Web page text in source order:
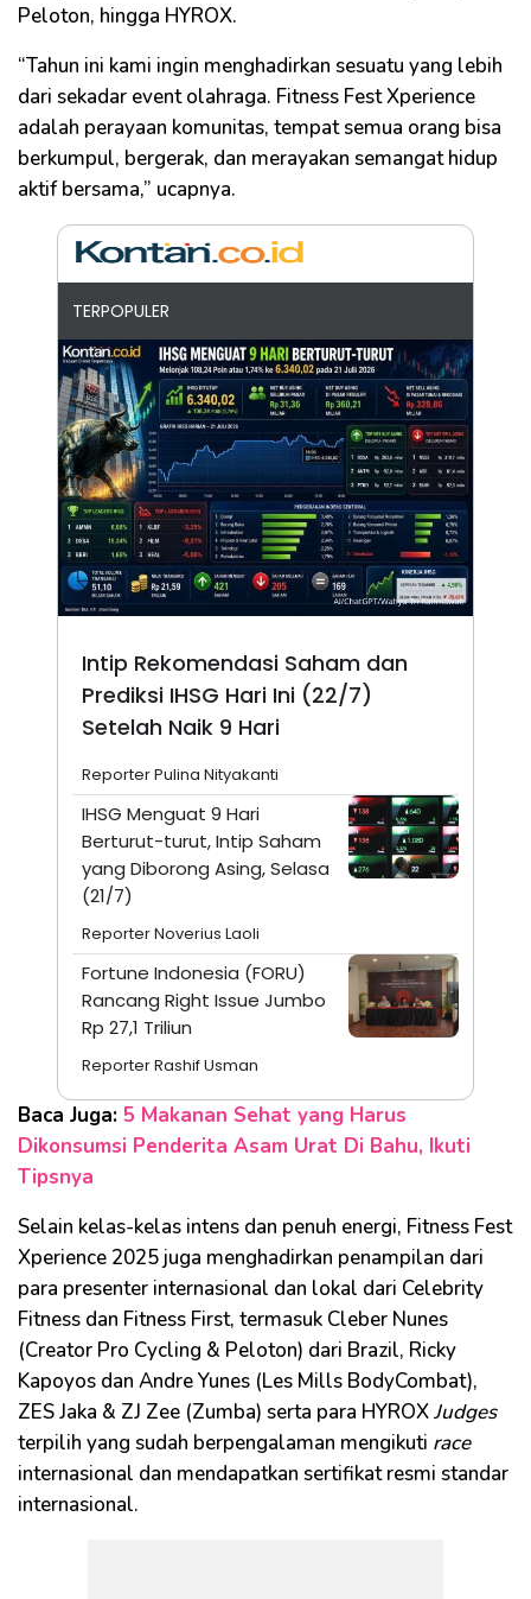
Peloton, hingga HYROX.
“Tahun ini kami ingin menghadirkan sesuatu yang lebih
dari sekadar event olahraga. Fitness Fest Xperience
adalah perayaan komunitas, tempat semua orang bisa
berkumpul, bergerak, dan merayakan semangat hidup
aktif bersama,” ucapnya.
TERPOPULER
Intip Rekomendasi Saham dan
Prediksi IHSG Hari Ini (22/7)
Setelah Naik 9 Hari
Reporter Pulina Nityakanti
IHSG Menguat 9 Hari
Berturut-turut, Intip Saham
yang Diborong Asing, Selasa
(21/7)
Reporter Noverius Laoli
Fortune Indonesia (FORU)
Rancang Right Issue Jumbo
Rp 27,1 Triliun
Reporter Rashif Usman
Baca Juga: 5 Makanan Sehat yang Harus
Dikonsumsi Penderita Asam Urat Di Bahu, Ikuti
Tipsnya
Selain kelas-kelas intens dan penuh energi, Fitness Fest
Xperience 2025 juga menghadirkan penampilan dari
para presenter internasional dan lokal dari Celebrity
Fitness dan Fitness First, termasuk Cleber Nunes
(Creator Pro Cycling & Peloton) dari Brazil, Ricky
Kapoyos dan Andre Yunes (Les Mills BodyCombat),
ZES Jaka & ZJ Zee (Zumba) serta para HYROXJudges
terpilih yang sudah berpengalaman mengikuti race
internasional dan mendapatkan sertifikat resmi standar
internasional.